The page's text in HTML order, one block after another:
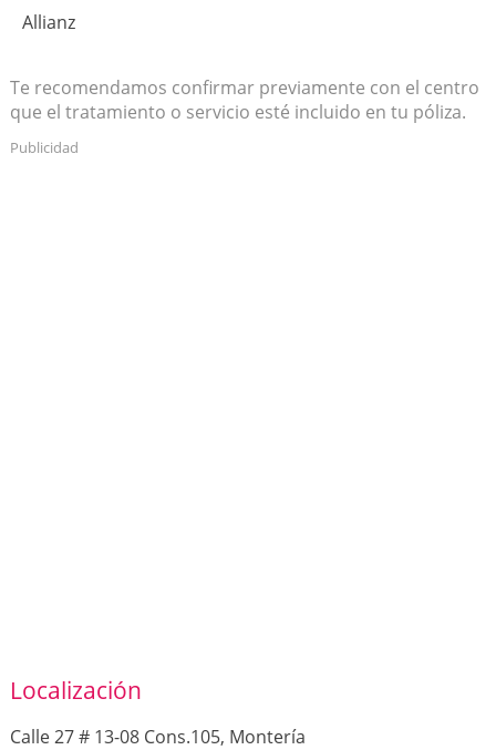
Allianz
Te recomendamos confirmar previamente con el centro
que el tratamiento o servicio esté incluido en tu póliza.
Publicidad
Localización
Calle 27 # 13-08 Cons.105, Montería